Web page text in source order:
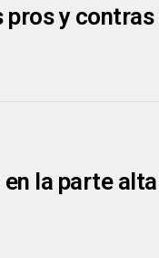
y contras
la parte